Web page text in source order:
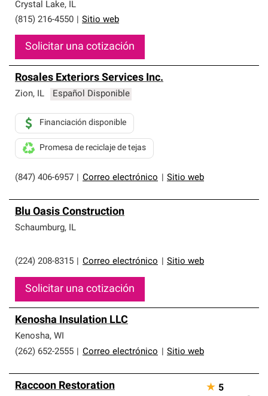
Crystal Lake, IL
(815) 216-4550
Sitio web
Solicitar una cotización
Rosales Exteriors Services Inc.
Zion, IL Español Disponible
(847) 406-6957 Correo electrónico Sitio web
Financiación disponible
Promesa de reciclaje de tejas
Blu Oasis Construction
Schaumburg, IL
(224) 208-8315 Correo electrónico Sitio web
Solicitar una cotización
Kenosha Insulation LLC
Kenosha, WI
(262) 652-2555
Correo electrónico Sitio web
Raccoon Restoration ★ 5